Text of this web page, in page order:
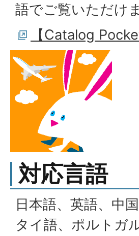
語でご覧いただけま
【Catalog
対応言語
日本語、英語、中
タイ語、ポルトガ